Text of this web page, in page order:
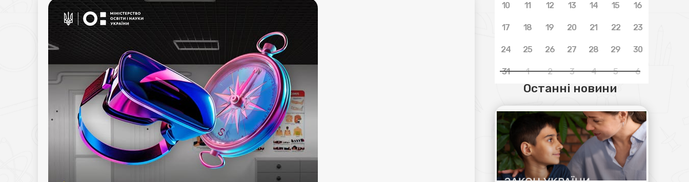
10 11 12 13 14 15 16
17 18 19 20 21 22 23
24 25 26 27 28 29 30
31 1 2 3 4 5 6
Останні новини